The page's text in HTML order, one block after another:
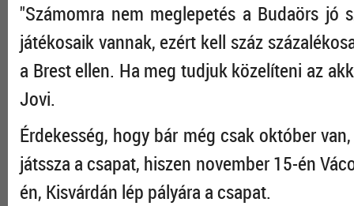
"Számomra nem meglepetés a Budaörs jó
játékosaik vannak, ezért kell száz
a Brest ellen. Ha meg tudjuk közelíteni az
Jovi.
Érdekesség, hogy bár még csak október
játssza a csapat, hiszen november 15-én
én, Kisvárdán lép pályára a csapat.